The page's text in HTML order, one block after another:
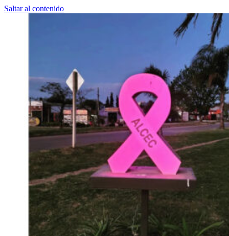
Saltar al contenido